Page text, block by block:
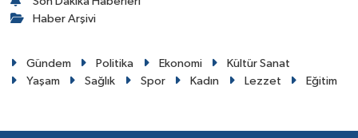
Haber Arşivi
Gündem Politika Ekonomi
Kültür Sanat
Yaşam
Sağlık Spor Kadın Lezzet Eğitim